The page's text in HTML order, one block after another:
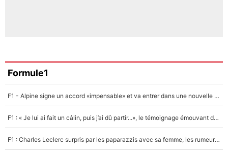
Formule1
F1 - Alpine signe un accord «impensable» et va entrer dans une nouvelle dimension : Grande nouvelle pour Pierre Gasly !
F1 : « Je lui ai fait un câlin, puis j’ai dû partir...», le témoignage émouvant de Max Verstappen sur sa fille
F1 : Charles Leclerc surpris par les paparazzis avec sa femme, les rumeurs étaient vraies !